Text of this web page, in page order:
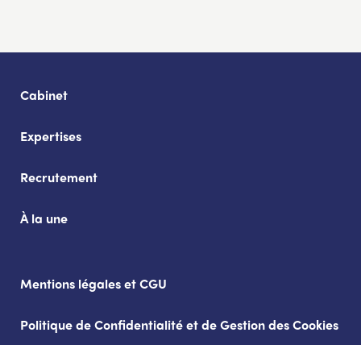
Cabinet
Expertises
Recrutement
À la une
Mentions légales et CGU
Politique de Confidentialité et de Gestion des Cookies